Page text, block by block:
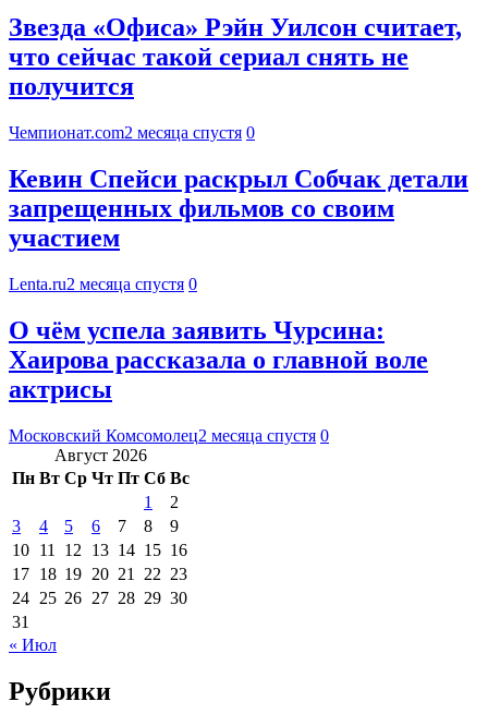
Звезда «Офиса» Рэйн Уилсон считает,
что сейчас такой сериал снять не
получится
Чемпионат.com2 месяца спустя 0
Кевин Спейси раскрыл Собчак детали
запрещенных фильмов со своим
участием
Lenta.ru2 месяца спустя 0
О чём успела заявить Чурсина:
Хаирова рассказала о главной воле
актрисы
Московский Комсомолец2 месяца спустя 0
Август 2026
Пн Вт Ср Чт Пт Сб Вс
1
2
3
4 5 6 7 8
9
10 11 12 13 14 15 16
17 18 19 20 21 22 23
24 25 26 27 28 29 30
31
« Июл
Рубрики